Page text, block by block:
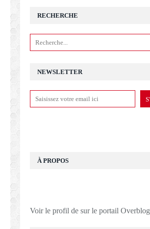
NEWSLETTER
RECHERCHE
À PROPOS
Voir le profil de sur le portail Overblog